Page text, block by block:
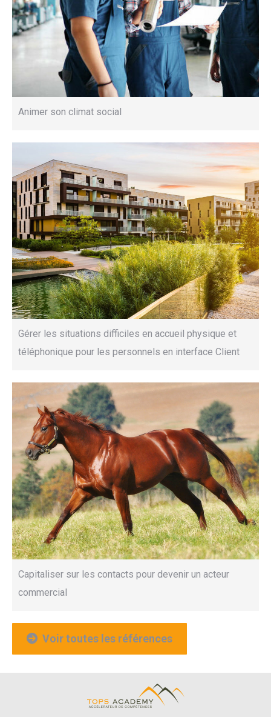
Animer son climat social
Gérer les situations difficiles en accueil physique et
téléphonique pour les personnels en interface Client
Capitaliser sur les contacts pour devenir un acteur
commercial
Voir toutes les références